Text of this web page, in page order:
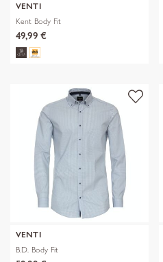
VENTI
Kent Body Fit
49,99 €
VENTI
B.D. Body Fit